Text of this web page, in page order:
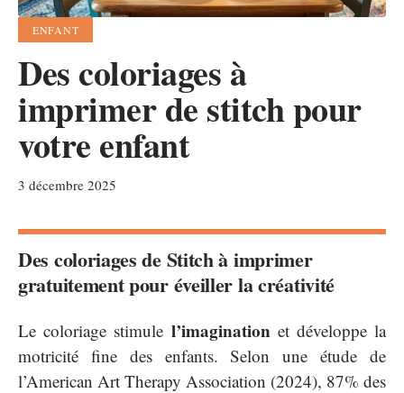
ENFANT
Des coloriages à
imprimer de stitch pour
votre enfant
3 décembre 2025
Des coloriages de Stitch à imprimer
gratuitement pour éveiller la créativité
Le coloriage stimule l’imagination et développe la
motricité fine des enfants. Selon une étude de
l’American Art Therapy Association (2024), 87% des